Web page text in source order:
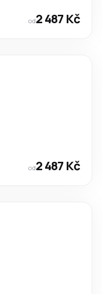
od2 487 Kč
od2 487 Kč